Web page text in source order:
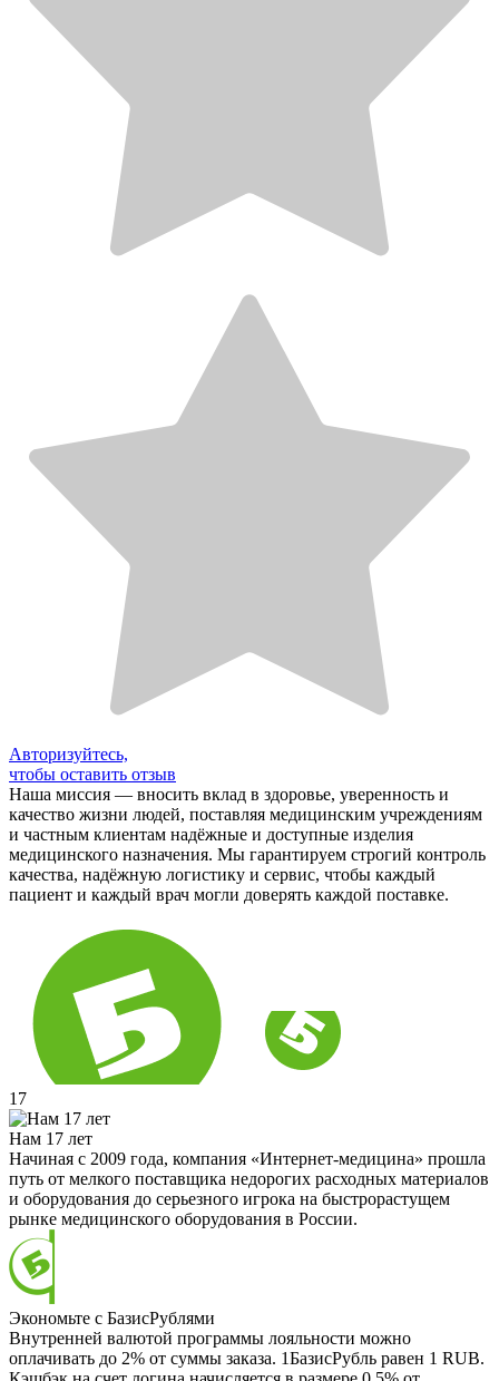
Авторизуйтесь,
чтобы оставить отзыв
Наша миссия — вносить вклад в здоровье, уверенность и
качество жизни людей, поставляя медицинским учреждениям
и частным клиентам надёжные и доступные изделия
медицинского назначения. Мы гарантируем строгий контроль
качества, надёжную логистику и сервис, чтобы каждый
пациент и каждый врач могли доверять каждой поставке.
17
Нам 17 лет
Начиная с 2009 года, компания «Интернет-медицина» прошла
путь от мелкого поставщика недорогих расходных материалов
и оборудования до серьезного игрока на быстрорастущем
рынке медицинского оборудования в России.
Экономьте с БазисРублями
Внутренней валютой программы лояльности можно
оплачивать до 2% от суммы заказа. 1БазисРубль равен 1 RUB.